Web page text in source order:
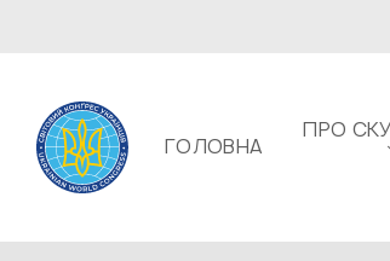
ГОЛОВНА
ПРО СКУ